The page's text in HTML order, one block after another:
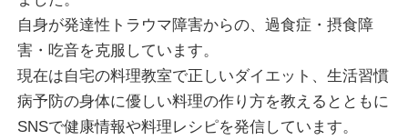
※ビデオ相談でお顔を見られたくないといった場合、
カメラをオフにして相談を行うことも可能です。
自身が発達性トラウマ障害からの、過食症・摂食障
害・吃音を克服しています。
現在は自宅の料理教室で正しいダイエット、生活習慣
病予防の身体に優しい料理の作り方を教えるとともに
SNSで健康情報や料理レシピを発信しています。